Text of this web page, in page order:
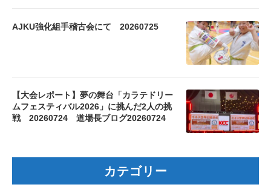
AJKU強化組手稽古会にて 20260725
【大会レポート】夢の舞台「カラテドリー
ムフェスティバル2026」に挑んだ2人の挑
戦 20260724 道場長ブログ20260724
カテゴリー